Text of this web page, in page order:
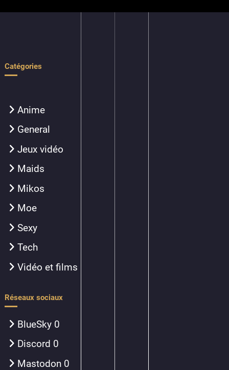
Catégories
Anime
General
Jeux vidéo
Maids
Mikos
Moe
Sexy
Tech
Vidéo et films
Réseaux sociaux
BlueSky 0
Discord 0
Mastodon 0